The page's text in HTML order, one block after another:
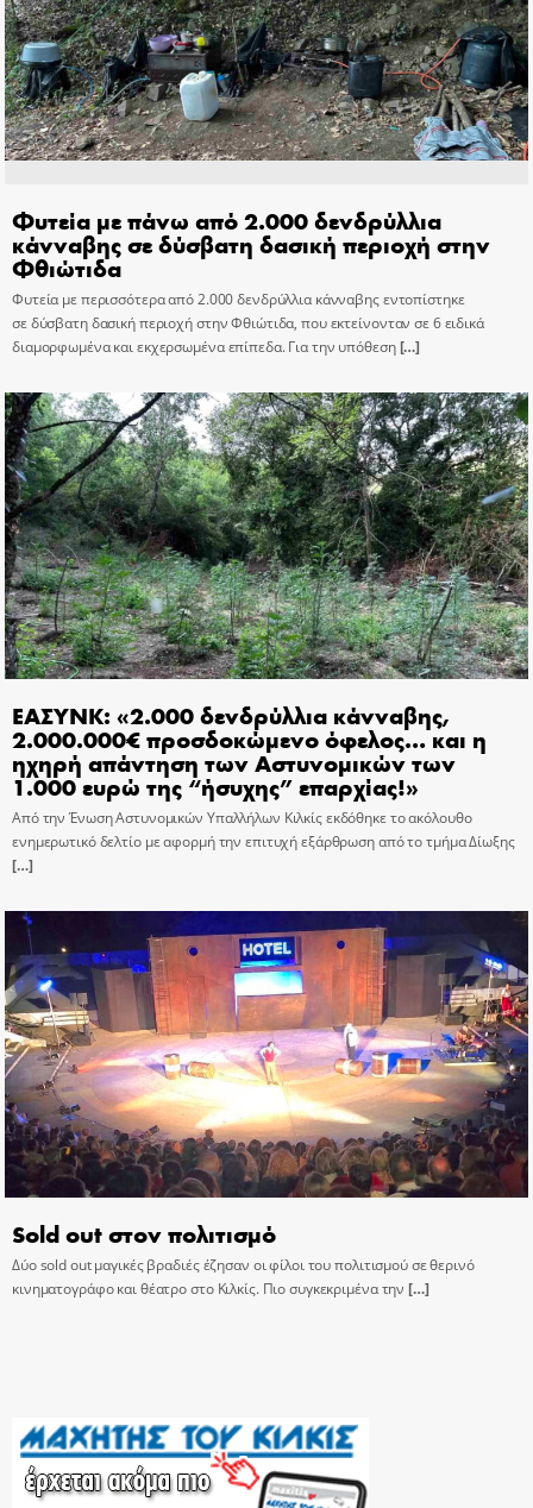
Φυτεία με πάνω από 2.000 δενδρύλλια
κάνναβης σε δύσβατη δασική περιοχή στην
Φθιώτιδα
Φυτεία με περισσότερα από 2.000 δενδρύλλια κάνναβης εντοπίστηκε
σε δύσβατη δασική περιοχή στην Φθιώτιδα, που εκτείνονταν σε 6 ειδικά
διαμορφωμένα και εκχερσωμένα επίπεδα. Για την υπόθεση[…]
ΕΑΣΥΝΚ: «2.000 δενδρύλλια κάνναβης,
2.000.000€ προσδοκώμενο όφελος… και η
ηχηρή απάντηση των Αστυνομικών των
1.000 ευρώ της “ήσυχης” επαρχίας!»
Από την Ένωση Αστυνομικών Υπαλλήλων Κιλκίς εκδόθηκε το ακόλουθο
ενημερωτικό δελτίο με αφορμή την επιτυχή εξάρθρωση από το τμήμα Δίωξης
[…]
Sold out στον πολιτισμό
Δύο sold out μαγικές βραδιές έζησαν οι φίλοι του πολιτισμού σε θερινό
κινηματογράφο και θέατρο στο Κιλκίς. Πιο συγκεκριμένα την […]